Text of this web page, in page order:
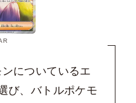
についているエ
び、バトルポケモ